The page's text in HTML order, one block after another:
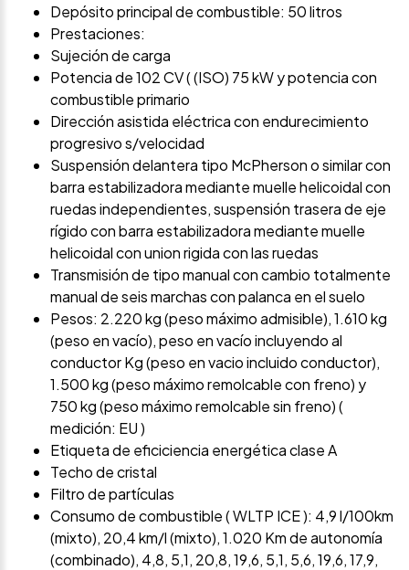
Depósito principal de combustible: 50 litros
Prestaciones:
Sujeción de carga
Potencia de 102 CV ( (ISO) 75 kW y potencia con
combustible primario
Dirección asistida eléctrica con endurecimiento
progresivo s/velocidad
Suspensión delantera tipo McPherson o similar con
barra estabilizadora mediante muelle helicoidal con
ruedas independientes, suspensión trasera de eje
rígido con barra estabilizadora mediante muelle
helicoidal con union rigida con las ruedas
Transmisión de tipo manual con cambio totalmente
manual de seis marchas con palanca en el suelo
Pesos: 2.220 kg (peso máximo admisible), 1.610 kg
(peso en vacío), peso en vacío incluyendo al
conductor Kg (peso en vacio incluido conductor),
1.500 kg (peso máximo remolcable con freno) y
750 kg (peso máximo remolcable sin freno) (
medición: EU )
Etiqueta de eficiciencia energética clase A
Techo de cristal
Filtro de partículas
Consumo de combustible ( WLTP ICE ): 4,9 l/100km
(mixto), 20,4 km/l (mixto), 1.020 Km de autonomía
(combinado), 4,8, 5,1, 20,8, 19,6, 5,1, 5,6, 19,6, 17,9,